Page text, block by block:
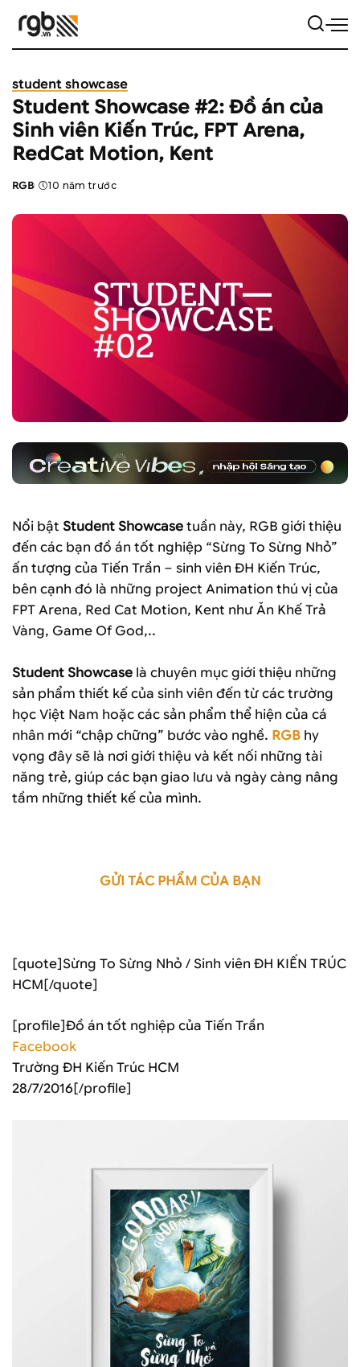
student showcase
Student Showcase #2: Đồ án của
Sinh viên Kiến Trúc, FPT Arena,
RedCat Motion, Kent
Posted
RGB 10 năm trước
Nổi bật Student Showcase tuần này, RGB giới thiệu
đến các bạn đồ án tốt nghiệp “Sừng To Sừng Nhỏ”
ấn tượng của Tiến Trần – sinh viên ĐH Kiến Trúc,
bên cạnh đó là những project Animation thú vị của
FPT Arena, Red Cat Motion, Kent như Ăn Khế Trả
Vàng, Game Of God,..
Student Showcase là chuyên mục giới thiệu những
sản phẩm thiết kế của sinh viên đến từ các trường
học Việt Nam hoặc các sản phẩm thể hiện của cá
nhân mới “chập chững” bước vào nghề. RGB hy
vọng đây sẽ là nơi giới thiệu và kết nối những tài
năng trẻ, giúp các bạn giao lưu và ngày càng nâng
tầm những thiết kế của mình.
GỬI TÁC PHẨM CỦA BẠN
[quote]Sừng To Sừng Nhỏ / Sinh viên ĐH KIẾN TRÚC
HCM[/quote]
[profile]Đồ án tốt nghiệp của Tiến Trần
Facebook
Trường ĐH Kiến Trúc HCM
28/7/2016[/profile]